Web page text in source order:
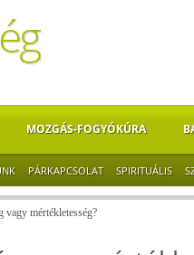
MOZGÁS-FOGYÓKÚRA
PÁRKAPCSOLAT SPIRITUÁLIS
vagy mértékletesség?